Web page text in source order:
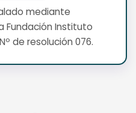
mediante
Fundación Instituto
de resolución 076.